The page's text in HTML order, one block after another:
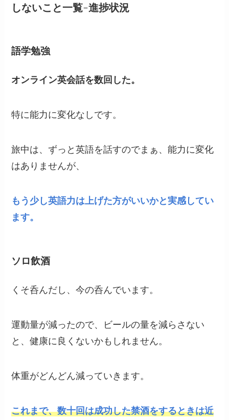
しないこと一覧-進捗状況
語学勉強
オンライン英会話を数回した。
特に能力に変化なしです。
旅中は、ずっと英語を話すのでまぁ、能力に変化
はありませんが、
もう少し英語力は上げた方がいいかと実感してい
ます。
ソロ飲酒
くそ呑んだし、今の呑んでいます。
運動量が減ったので、ビールの量を減らさない
と、健康に良くないかもしれません。
体重がどんどん減っていきます。
これまで、数十回は成功した禁酒をするときは近